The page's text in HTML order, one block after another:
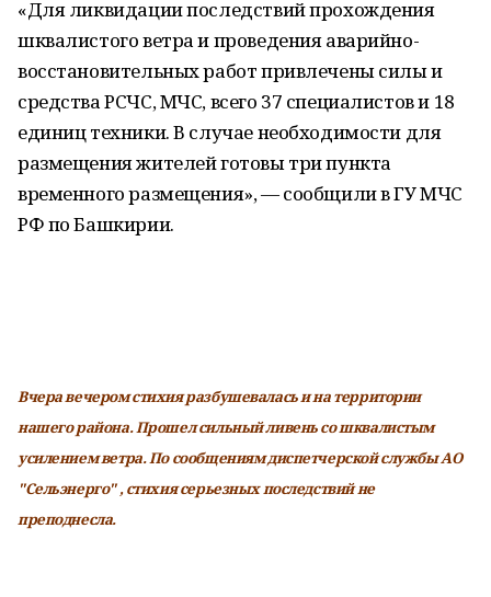
«Для ликвидации последствий прохождения
шквалистого ветра и проведения аварийно-
восстановительных работ привлечены силы и
средства РСЧС, МЧС, всего 37 специалистов и 18
единиц техники. В случае необходимости для
размещения жителей готовы три пункта
временного размещения», — сообщили в ГУ МЧС
РФ по Башкирии.
Вчера вечером стихия разбушевалась и на территории
нашего района. Прошел сильный ливень со шквалистым
усилением ветра. По сообщениям диспетчерской службы АО
"Сельэнерго" , стихия серьезных последствий не
преподнесла.